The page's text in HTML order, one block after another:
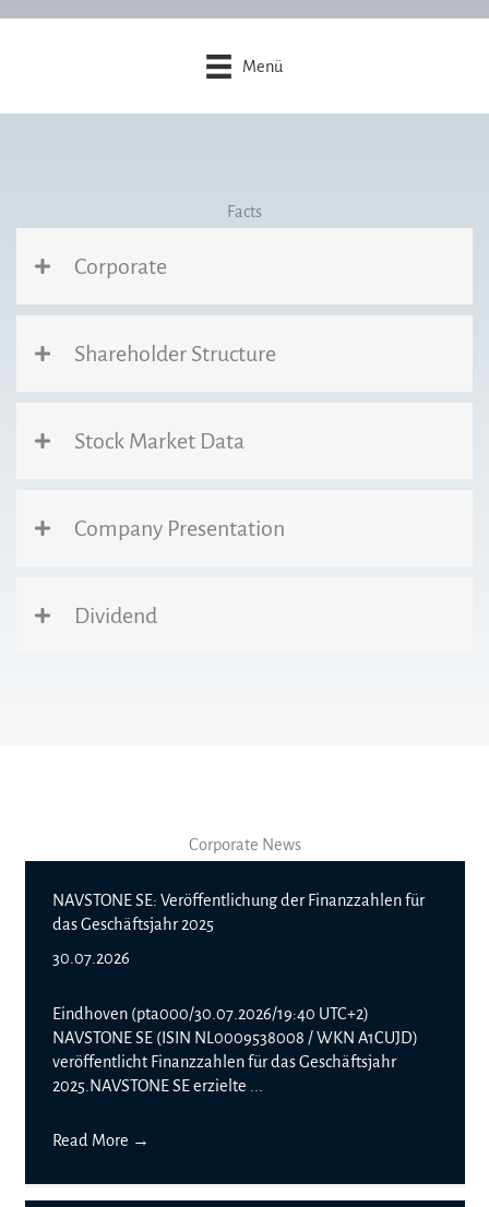
Menü
Facts
Corporate
Shareholder Structure
Stock Market Data
Company Presentation
Dividend
Corporate News
NAVSTONE SE: Veröffentlichung der Finanzzahlen für
das Geschäftsjahr 2025
30.07.2026
Eindhoven (pta000/30.07.2026/19:40 UTC+2)
NAVSTONE SE (ISIN NL0009538008 / WKN A1CUJD)
veröffentlicht Finanzzahlen für das Geschäftsjahr
2025.NAVSTONE SE erzielte ...
Read More →